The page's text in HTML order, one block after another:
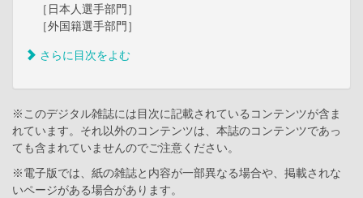
［日本人選手部門］
［外国籍選手部門］
さらに目次をよむ
※このデジタル雑誌には目次に記載されているコンテンツが含ま
れています。それ以外のコンテンツは、本誌のコンテンツであっ
ても含まれていませんのでご注意ください。
※電子版では、紙の雑誌と内容が一部異なる場合や、掲載されな
いページがある場合があります。